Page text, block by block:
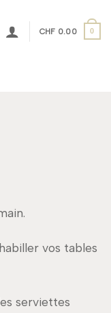
CHF 0.00 0
vos tables
serviettes